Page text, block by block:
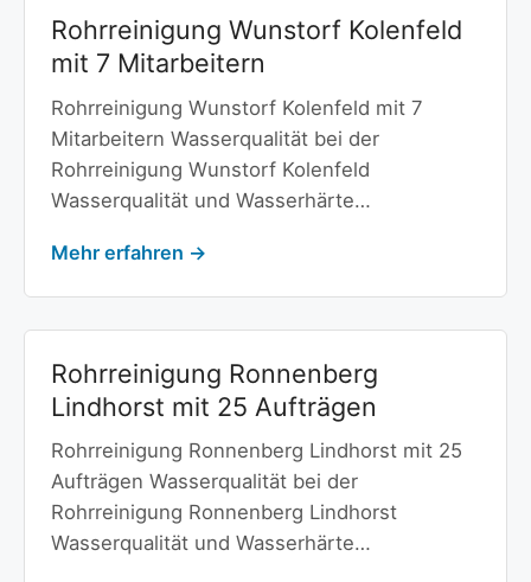
Rohrreinigung Wunstorf Kolenfeld
mit 7 Mitarbeitern
Rohrreinigung Wunstorf Kolenfeld mit 7
Mitarbeitern Wasserqualität bei der
Rohrreinigung Wunstorf Kolenfeld
Wasserqualität und Wasserhärte…
Mehr erfahren →
Rohrreinigung Ronnenberg
Lindhorst mit 25 Aufträgen
Rohrreinigung Ronnenberg Lindhorst mit 25
Aufträgen Wasserqualität bei der
Rohrreinigung Ronnenberg Lindhorst
Wasserqualität und Wasserhärte…